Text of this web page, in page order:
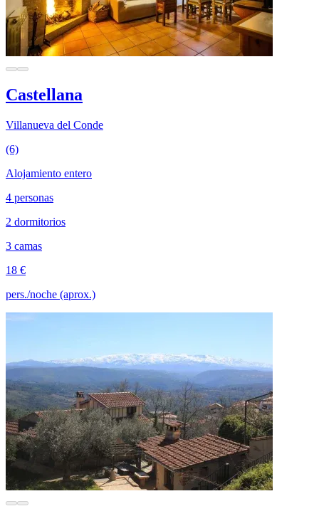
Castellana
Villanueva del Conde
(6)
Alojamiento entero
4 personas
2 dormitorios
3 camas
18 €
pers./noche (aprox.)